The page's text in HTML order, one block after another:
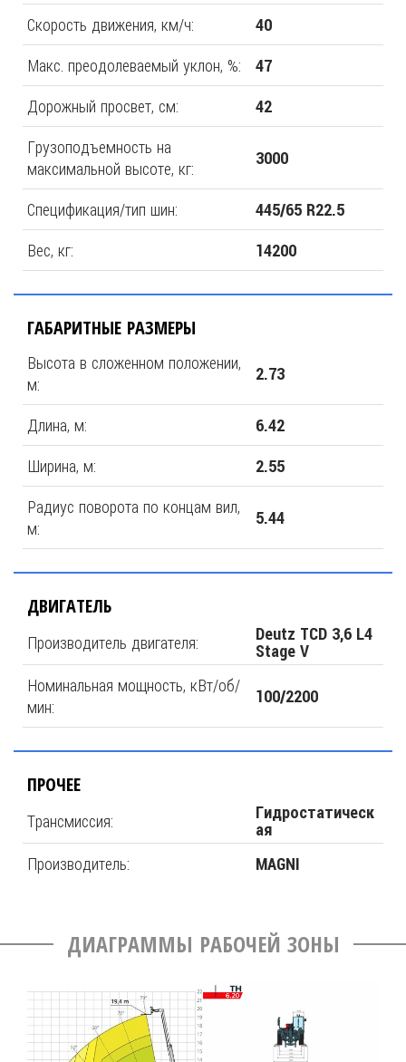
Скорость движения, км/ч: 40
Макс. преодолеваемый уклон, %: 47
Дорожный просвет, см: 42
Грузоподъемность на
максимальной высоте, кг:
3000
Спецификация/тип шин: 445/65 R22.5
Вес, кг: 14200
ГАБАРИТНЫЕ РАЗМЕРЫ
Высота в сложенном положении,
м:
2.73
Длина, м: 6.42
Ширина, м: 2.55
Радиус поворота по концам вил,
м:
5.44
ДВИГАТЕЛЬ
Производитель двигателя:
Deutz TCD 3,6 L4
Stage V
Номинальная мощность, кВт/об/
мин:
100/2200
ПРОЧЕЕ
Трансмиссия:
Гидростатическ
ая
Производитель: MAGNI
ДИАГРАММЫ РАБОЧЕЙ ЗОНЫ